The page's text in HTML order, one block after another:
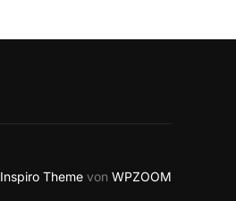
Inspiro Theme von WPZOOM